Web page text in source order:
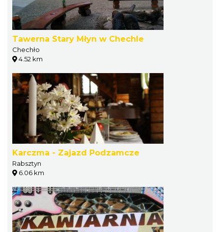
Tawerna Stary Młyn w Chechle
Chechło
4.52 km
Karczma - Zajazd Podzamcze
Rabsztyn
6.06 km